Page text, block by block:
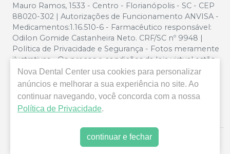
Mauro Ramos, 1533 - Centro - Florianópolis - SC - CEP
88020-302 | Autorizações de Funcionamento ANVISA -
Medicamentos:1.16.510-6 - Farmacêutico responsável:
Odilon Gomide Castanheira Neto. CRF/SC nº 9948 |
Política de Privacidade e Segurança - Fotos meramente
ilustrativas - Os preços e condições da loja virtual estão
sujeitos a alterações. Em caso de divergência de preços
no site, o valor válido é o do Carrinho de Compra. Não
vendemos por atacado, por isso nos reservamos o
direito de não atender compras de grandes volumes
pelo site.
E-commerce produzido por Sou Odonto Ecommerce
Nova Dental Center usa cookies para personalizar
anúncios e melhorar a sua experiência no site. Ao
continuar navegando, você concorda com a nossa
Política de Privacidade.
continuar e fechar